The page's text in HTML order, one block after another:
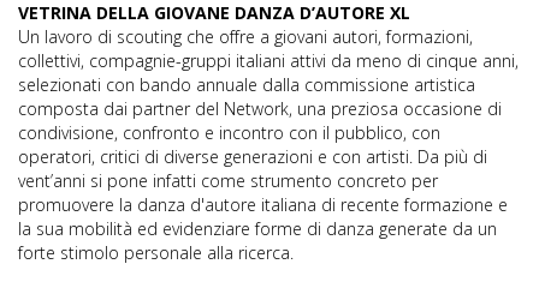
VETRINA DELLA GIOVANE DANZA D’AUTORE XL
Un lavoro di scouting che offre a giovani autori, formazioni,
collettivi, compagnie-gruppi italiani attivi da meno di cinque anni,
selezionati con bando annuale dalla commissione artistica
composta dai partner del Network, una preziosa occasione di
condivisione, confronto e incontro con il pubblico, con
operatori, critici di diverse generazioni e con artisti. Da più di
vent’anni si pone infatti come strumento concreto per
promuovere la danza d'autore italiana di recente formazione e
la sua mobilità ed evidenziare forme di danza generate da un
forte stimolo personale alla ricerca.